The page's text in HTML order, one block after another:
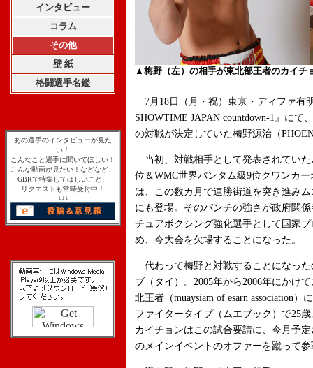
インタビュー
コラム
その他
壁 紙
格闘選手名鑑
あの選手のインタビューが見た
い！
こんなこと選手に聞いてほしい！
こんな動画が見たい！などなど、
GBRで特集してほしいこと、
リクエストも常時受付中！
↓↓↓
▲梅野（左）の相手が東北部王者のカイチ
7月18日（月・祝）東京・ディファ有
SHOWTIME JAPAN countdown-1』に
の対戦が決定していた梅野源治（
当初、対戦相手として発表されてい
位＆WMC世界バンタム級9位クワンカ
は、この数カ月で連勝街道を突き進み
にも登場。そのパンチの強さが政府関
チュアボクシング強化選手として国家
め、今大会を欠場することになった。
代わって梅野と対戦することになっ
ブ（タイ）。2005年から2006年にかけ
北王者（muaysiam of esarn association
ファイタータイプ（ムエブック）で25
カイチョンはこの試合要請に、今月予
のメインイベントのオファーを蹴って